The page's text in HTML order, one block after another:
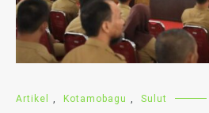
Artikel , Kotamobagu , Sulut